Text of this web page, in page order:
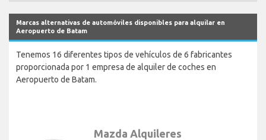
Marcas alternativas de automóviles disponibles para alquilar en
Aeropuerto de Batam
Tenemos 16 diferentes tipos de vehículos de 6 fabricantes
proporcionada por 1 empresa de alquiler de coches en
Aeropuerto de Batam.
Mazda Alquileres